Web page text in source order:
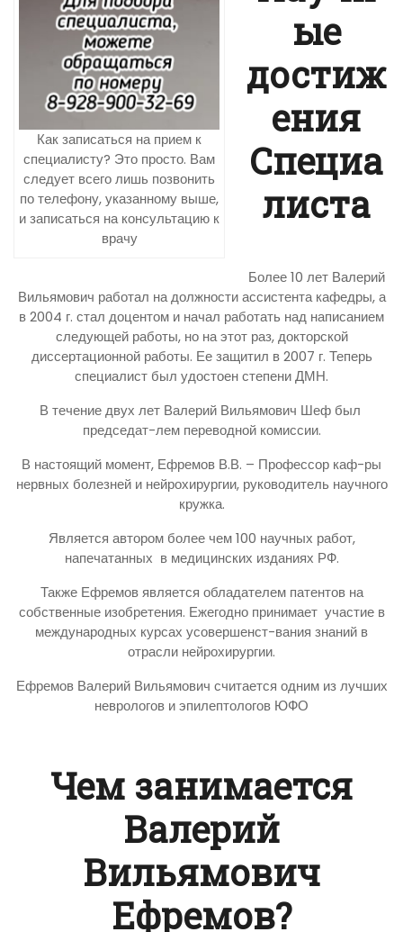
Как записаться на прием к
специалисту? Это просто. Вам
следует всего лишь позвонить
по телефону, указанному выше,
и записаться на консультацию к
врачу
ые
достиж
ения
Специа
листа
Более 10 лет Валерий
Вильямович работал на должности ассистента кафедры, а
в 2004 г. стал доцентом и начал работать над написанием
следующей работы, но на этот раз, докторской
диссертационной работы. Ее защитил в 2007 г. Теперь
специалист был удостоен степени ДМН.
В течение двух лет Валерий Вильямович Шеф был
председат-лем переводной комиссии.
В настоящий момент, Ефремов В.В. – Профессор каф-ры
нервных болезней и нейрохирургии, руководитель научного
кружка.
Является автором более чем 100 научных работ,
напечатанных в медицинских изданиях РФ.
Также Ефремов является обладателем патентов на
собственные изобретения. Ежегодно принимает участие в
международных курсах усовершенст-вания знаний в
отрасли нейрохирургии.
Ефремов Валерий Вильямович считается одним из лучших
неврологов и эпилептологов ЮФО
Чем занимается
Валерий
Вильямович
Ефремов?